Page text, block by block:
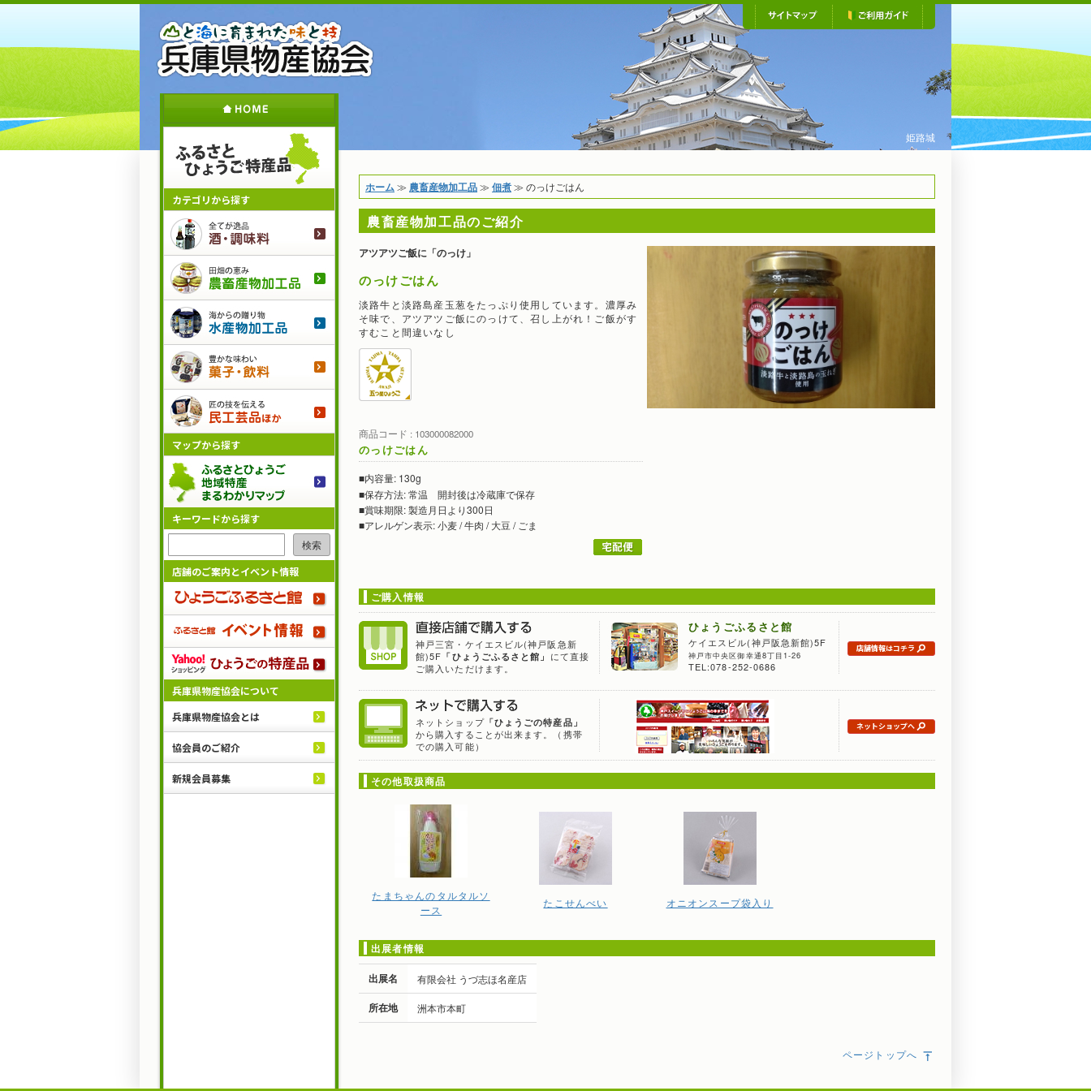
ン
コ
ン
テ
ン
ツ
に
兵庫県物産協会 ふるさとひょうご特産品のご案内
サイトマップ
姫路城
コウノトリ
カテゴリから探す
酒・調味料
水産物加工品
マップから探す
キーワードから探す
検索
店舗のご案内とイベント情報
ふるさと館 イベント情報
Yahoo!ショッピング ひょうごの特産品
兵庫県物産協会について
兵庫県物産協会とは
協会員のご紹介
新規会員募集
現
在
地
ホーム≫ 農畜産物加工品≫ 佃煮≫ のっけごはん
農畜産物加工品のご紹介
アツアツご飯に「のっけ」
のっけごはん
淡路牛と淡路島産玉葱をたっぷり使用しています。濃厚み
そ味で、アツアツご飯にのっけて、召し上がれ！ご飯がす
すむこと間違いなし
商品コード : 103000082000
のっけごはん
■内容量: 130g
■保存方法:常温 開封後は冷蔵庫で保存
■賞味期限:製造月日より300日
■アレルゲン表示:小麦 / 牛肉 / 大豆 / ごま
ご購入情報
神戸三宮・ケイエスビル(神戸阪急新
館)5F 「ひょうごふるさと館」 にて直接
ご購入いただけます。
ひょうごふるさと館
ケイエスビル(神戸阪急新館)5F
神戸市中央区御幸通8丁目1-26
TEL:078-252-0686
店舗情報はコチラ search
ネットショップ「ひょうごの特産品」
から購入することが出来ます。（携帯
での購入可能）
ネットショップへsearch
その他取扱商品
たまちゃんのタルタルソ
ース
たこせんべい オニオンスープ袋入り
出展者情報
出展名 有限会社 うづ志ほ名産店
所在地 洲本市本町
ページトップへ vertical_align_top